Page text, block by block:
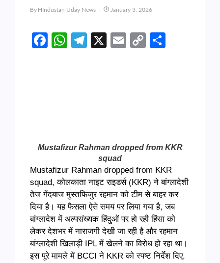
By HIndustan Uday News January 3, 2026
Facebook
WhatsApp
Telegram
X EmailCopy
Mustafizur Rahman dropped from KKR
squad
Mustafizur Rahman dropped from KKR
squad, कोलकाता नाइट राइडर्स (KKR) ने बांग्लादेशी
तेज गेंदबाज मुस्तफिजुर रहमान को टीम से बाहर कर
दिया है। यह फैसला ऐसे समय पर लिया गया है, जब
बांग्लादेश में अल्पसंख्यक हिंदुओं पर हो रही हिंसा को
लेकर देशभर में नाराजगी देखी जा रही है और रहमान
बांग्लादेशी खिलाड़ी IPL में खेलने का विरोध हो रहा था।
इस पूरे मामले में BCCI ने KKR को स्पष्ट निर्देश दिए,